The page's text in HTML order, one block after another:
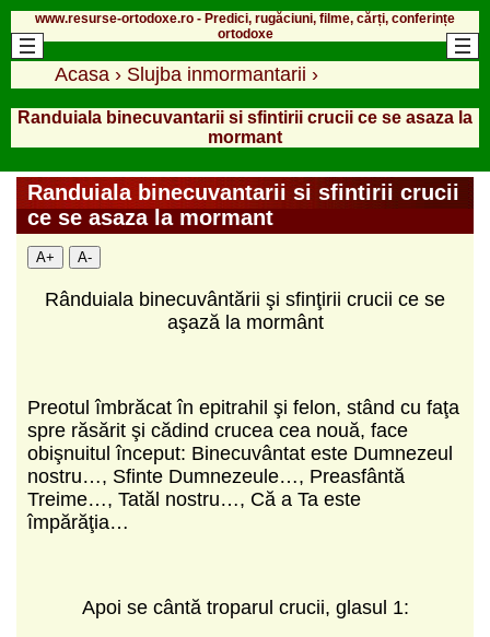
www.resurse-ortodoxe.ro - Predici, rugăciuni, filme, cărți, conferințe
ortodoxe
Acasa › Slujba inmormantarii ›
Randuiala binecuvantarii si sfintirii crucii ce se asaza la
mormant
Randuiala binecuvantarii si sfintirii crucii
ce se asaza la mormant
A+ A-
Rânduiala binecuvântării şi sfinţirii crucii ce se
aşază la mormânt
Preotul îmbrăcat în epitrahil şi felon, stând cu faţa
spre răsărit şi cădind crucea cea nouă, face
obişnuitul început: Binecuvântat este Dumnezeul
nostru…, Sfinte Dumnezeule…, Preasfântă
Treime…, Tatăl nostru…, Că a Ta este
împărăţia…
Apoi se cântă troparul crucii, glasul 1: